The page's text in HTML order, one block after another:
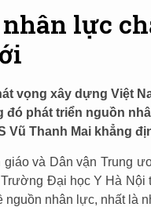
lực
vọng xây dựng Việt
đó phát triển nguồn
Vũ Thanh Mai khẳng
giáo và Dân vận Trung
Đại học Y Hà
nguồn nhân lực, nhất là